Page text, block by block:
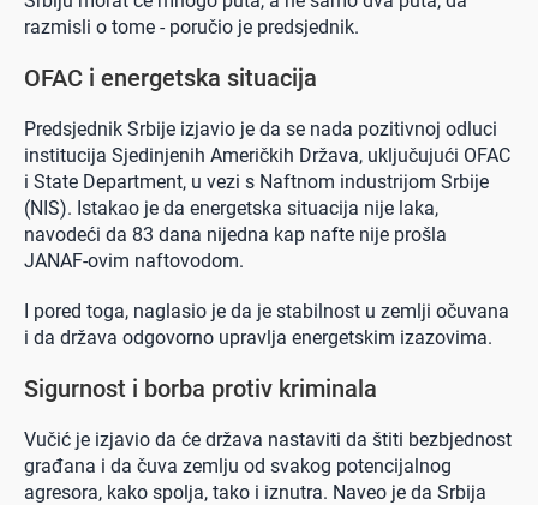
razmisli o tome - poručio je predsjednik.
OFAC i energetska situacija
Predsjednik Srbije izjavio je da se nada pozitivnoj odluci
institucija Sjedinjenih Američkih Država, uključujući OFAC
i State Department, u vezi s Naftnom industrijom Srbije
(NIS). Istakao je da energetska situacija nije laka,
navodeći da 83 dana nijedna kap nafte nije prošla
JANAF-ovim naftovodom.
I pored toga, naglasio je da je stabilnost u zemlji očuvana
i da država odgovorno upravlja energetskim izazovima.
Sigurnost i borba protiv kriminala
Vučić je izjavio da će država nastaviti da štiti bezbjednost
građana i da čuva zemlju od svakog potencijalnog
agresora, kako spolja, tako i iznutra. Naveo je da Srbija